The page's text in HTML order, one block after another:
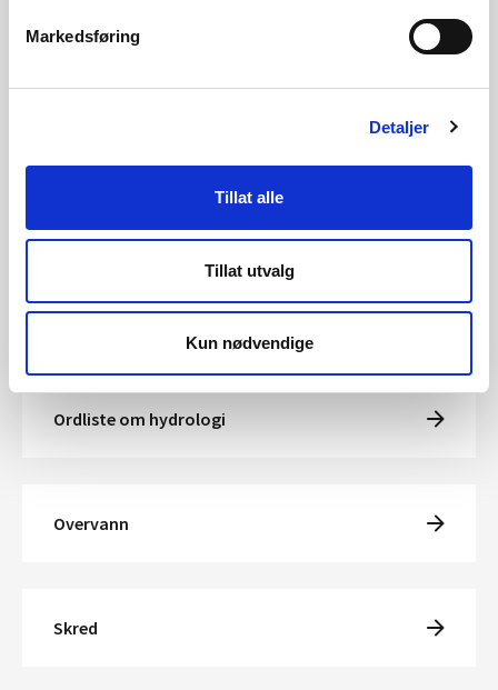
Markedsføring
Detaljer
Tillat alle
Tillat utvalg
Kun nødvendige
situasjonen i Norge på kart og i grafer.
kan du melde inn observasjoner av
naturfarer som flom og skred. Disse arkiveres under
naturhendelser.varsom.noogskredregistrering.no
med utvidet beskrivelse for større hendelser.
Ordliste om flom
Ordliste om hydrologi
Overvann
Skred